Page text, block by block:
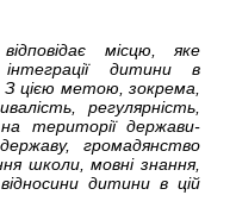
місцю, яке
дитини в
З цією метою, зокрема,
регулярність,
території держави-
громадянство
школи, мовні знання,
дитини в цій